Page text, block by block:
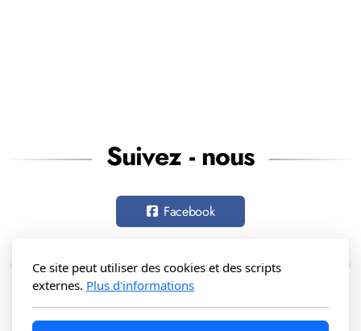
Suivez - nous
Facebook
Ce site peut utiliser des cookies et des scripts
externes. Plus d'informations